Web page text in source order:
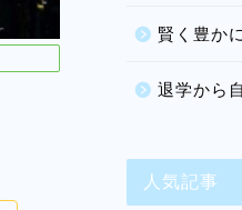
賢く豊か
退学から
人気記事